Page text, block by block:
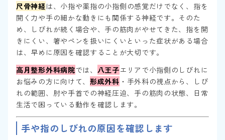
尺骨神経は、小指や薬指の小指側の感覚だけでなく、指を
開く力や手の細かな動きにも関係する神経です。そのた
め、しびれが続く場合や、手の筋肉がやせてきた、指を開
きにくい、箸やペンを扱いにくいといった症状がある場合
は、早めに原因を確認することが大切です。
高月整形外科病院では、 八王子エリアで小指側のしびれに
お悩みの方に向けて、 形成外科 ・手外科の視点から、しび
れの範囲、肘や手首での神経圧迫、手の筋肉の状態、日常
生活で困っている動作を確認します。
手や指のしびれの原因を確認します